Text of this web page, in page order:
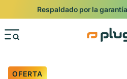
Ir al
Pide con Entrega Nocturna para
OFERTA